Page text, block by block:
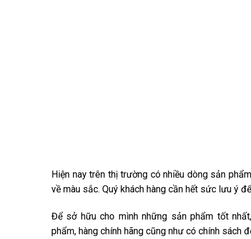
Hiện nay trên thị trường có nhiều dòng sản
về màu sắc. Quý khách hàng cần hết sức lưu ý
Để sở hữu cho mình những sản phẩm tốt
phẩm, hàng chính hãng cũng như có chính sách